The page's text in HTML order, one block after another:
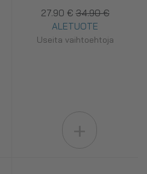
27.90 € 34.90 €
ALETUOTE
Useita vaihtoehtoja